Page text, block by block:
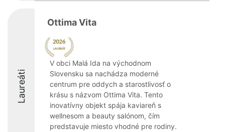
Laureáti
Ottima Vita
V obci Malá Ida na východnom
Slovensku sa nachádza moderné
centrum pre oddych a starostlivosť o
krásu s názvom Ottima Vita. Tento
inovatívny objekt spája kaviareň s
wellnesom a beauty salónom, čím
predstavuje miesto vhodné pre rodiny.